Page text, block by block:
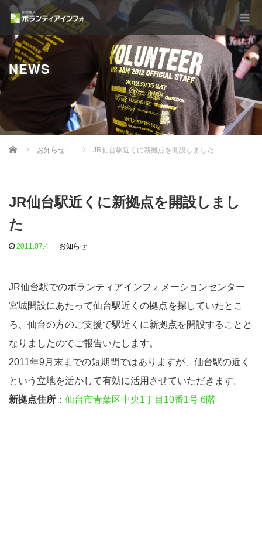
NEWS
Home お知らせ JR仙台駅近くに新拠点を開設しました
JR仙台駅近くに新拠点を開設しまし
た
2011.07.4 お知らせ
JR仙台駅でのボランティアインフォメーションセンター
宮城開設にあたって仙台駅近くの拠点を探していたとこ
ろ、仙台の方のご支援で駅近くに新拠点を開設することと
なりましたのでご報告いたします。
2011年9月末までの短期間ではありますが、仙台駅の近く
という立地を活かして有効に活用させていただきます。
新拠点住所 ： 仙台市青葉区中央1丁目10番1号 6階